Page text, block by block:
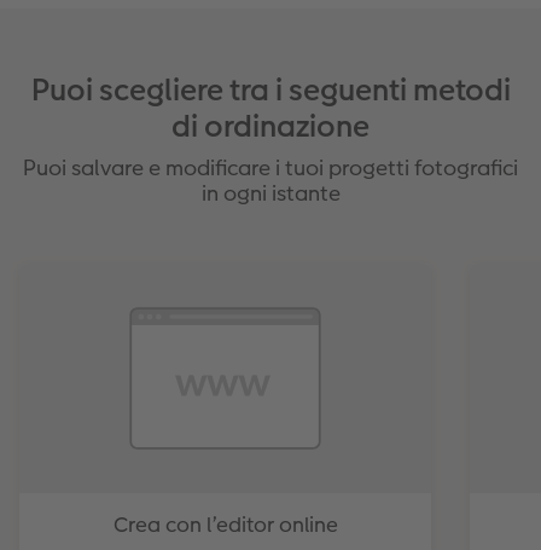
Puoi scegliere tra i seguenti metodi
di ordinazione
Puoi salvare e modificare i tuoi progetti fotografici
in ogni istante
Crea con l’editor online